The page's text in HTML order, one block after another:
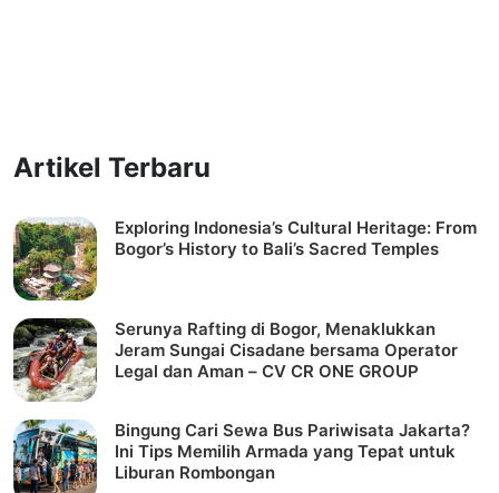
Artikel Terbaru
Exploring Indonesia’s Cultural Heritage: From
Bogor’s History to Bali’s Sacred Temples
Serunya Rafting di Bogor, Menaklukkan
Jeram Sungai Cisadane bersama Operator
Legal dan Aman – CV CR ONE GROUP
Bingung Cari Sewa Bus Pariwisata Jakarta?
Ini Tips Memilih Armada yang Tepat untuk
Liburan Rombongan